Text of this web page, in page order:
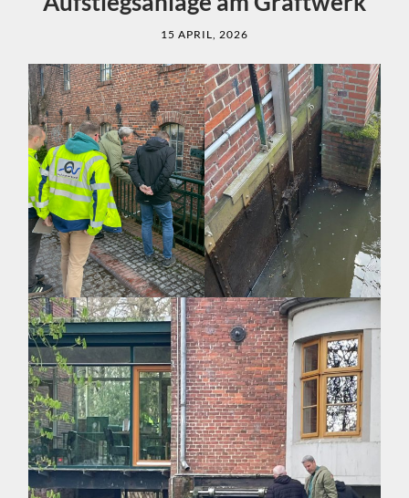
15 APRIL, 2026